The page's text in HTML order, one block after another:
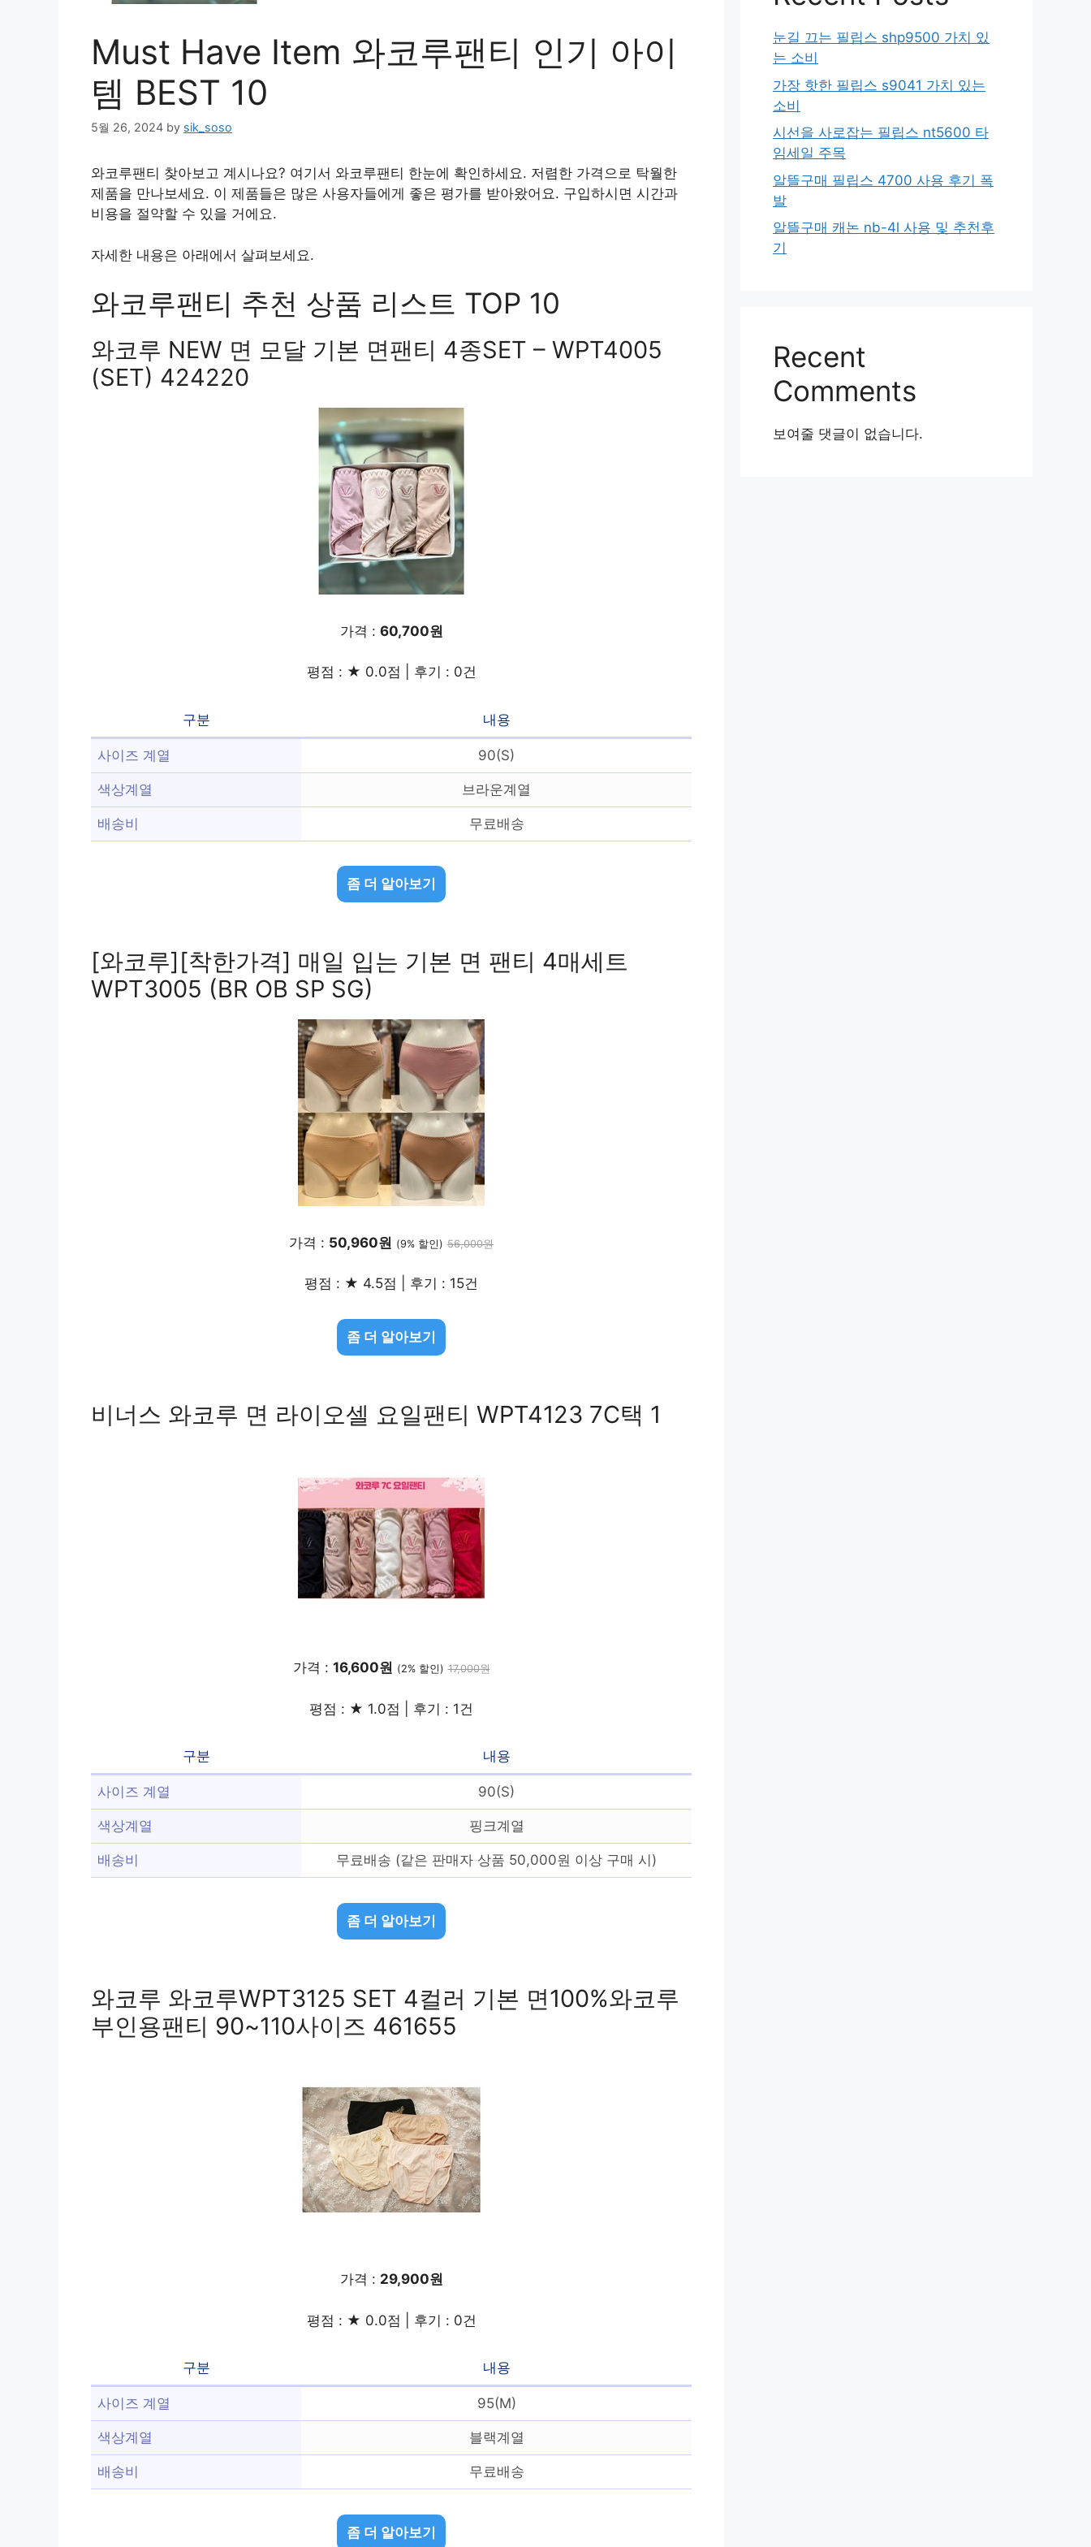
Must Have Item 와코루팬티 인기 아이
템 BEST 10
5월 26, 2024 by sik_soso
와코루팬티 찾아보고 계시나요? 여기서 와코루팬티 한눈에 확인하세요. 저렴한 가격으로 탁월한
제품을 만나보세요. 이 제품들은 많은 사용자들에게 좋은 평가를 받아왔어요. 구입하시면 시간과
비용을 절약할 수 있을 거에요.
자세한 내용은 아래에서 살펴보세요.
와코루팬티 추천 상품 리스트 TOP 10
와코루 NEW 면 모달 기본 면팬티 4종SET – WPT4005
(SET) 424220
가격 : 60,700원
평점 : ★ 0.0점 | 후기 : 0건
구분 내용
사이즈 계열 90(S)
색상계열 브라운계열
배송비 무료배송
좀 더 알아보기
[와코루][착한가격] 매일 입는 기본 면 팬티 4매세트
WPT3005 (BR OB SP SG)
가격 : 50,960원 (9% 할인) 56,000원
평점 : ★ 4.5점 | 후기 : 15건
좀 더 알아보기
비너스 와코루 면 라이오셀 요일팬티 WPT4123 7C택 1
가격 : 16,600원 (2% 할인) 17,000원
평점 : ★ 1.0점 | 후기 : 1건
구분 내용
사이즈 계열 90(S)
색상계열 핑크계열
배송비 무료배송 (같은 판매자 상품 50,000원 이상 구매 시)
좀 더 알아보기
와코루 와코루WPT3125 SET 4컬러 기본 면100%와코루
부인용팬티 90~110사이즈 461655
가격 : 29,900원
평점 : ★ 0.0점 | 후기 : 0건
구분 내용
사이즈 계열 95(M)
색상계열 블랙계열
배송비 무료배송
좀 더 알아보기
눈길 끄는 필립스 shp9500 가치 있
는 소비
가장 핫한 필립스 s9041 가치 있는
소비
시선을 사로잡는 필립스 nt5600 타
임세일 주목
알뜰구매 필립스 4700 사용 후기 폭
발
알뜰구매 캐논 nb-4l 사용 및 추천후
기
Recent
Comments
보여줄 댓글이 없습니다.